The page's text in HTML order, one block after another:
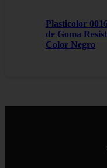
Plasticolor
de Goma
Color Negro